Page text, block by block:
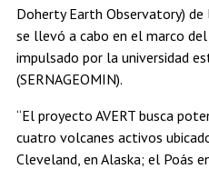
Doherty Earth Observatory) de
se llevó a cabo en el marco del
impulsado por la universidad
(SERNAGEOMIN).
“El proyecto AVERT busca
cuatro volcanes activos
Cleveland, en Alaska; el Poás